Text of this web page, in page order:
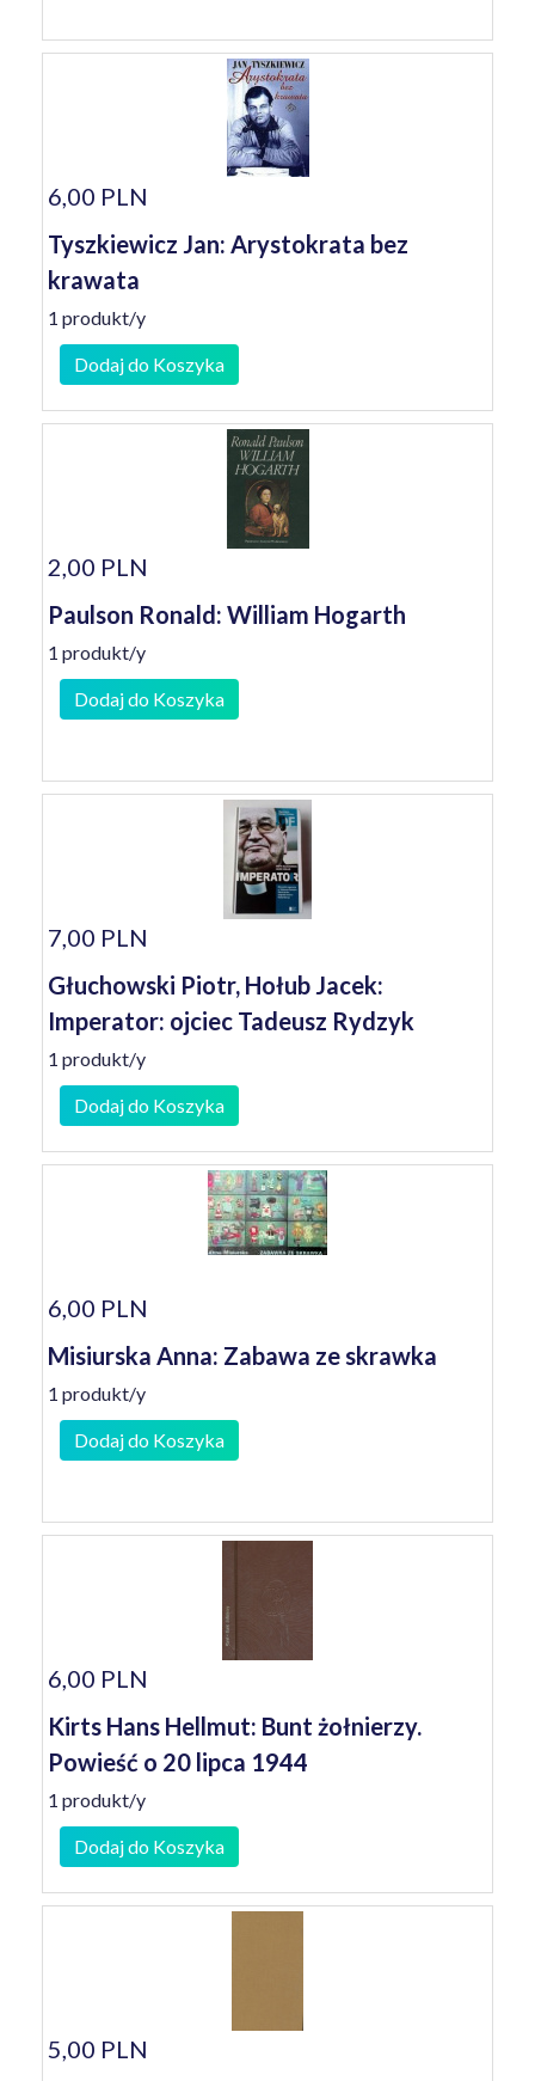
6,00 PLN
Tyszkiewicz Jan: Arystokrata bez
krawata
1 produkt/y
Dodaj do Koszyka
2,00 PLN
Paulson Ronald: William Hogarth
1 produkt/y
Dodaj do Koszyka
7,00 PLN
Głuchowski Piotr, Hołub Jacek:
Imperator: ojciec Tadeusz Rydzyk
1 produkt/y
Dodaj do Koszyka
6,00 PLN
Misiurska Anna: Zabawa ze skrawka
1 produkt/y
Dodaj do Koszyka
6,00 PLN
Kirts Hans Hellmut: Bunt żołnierzy.
Powieść o 20 lipca 1944
1 produkt/y
Dodaj do Koszyka
5,00 PLN